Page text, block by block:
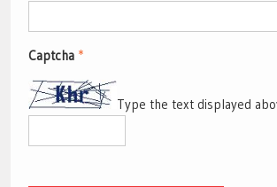
Captcha *
Type the text displayed